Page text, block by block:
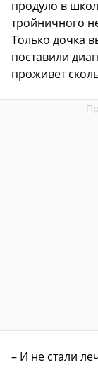
продуло в
тройничного
Только дочка
поставили
проживет
– И не стали